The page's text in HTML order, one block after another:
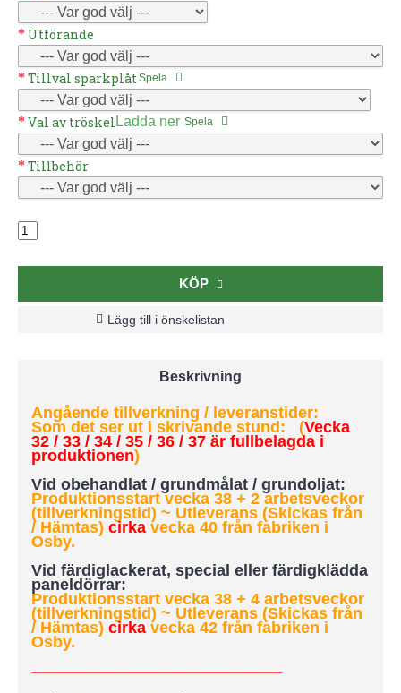
Utförande
Tillval sparkplåt Spela
Val av tröskel Ladda ner Spela
Tillbehör
KÖP
Lägg till i önskelistan
Beskrivning
Angående tillverkning / leveranstider:
Som det ser ut i skrivande stund: (Vecka
32 / 33 / 34 / 35 / 36 / 37 är fullbelagda i
produktionen)
Vid obehandlat / grundmålat / grundoljat:
Produktionsstart vecka 38 + 2 arbetsveckor
(tillverkningstid) ~ Utleverans (Skickas från
/ Hämtas) cirka vecka 40 från fabriken i
Osby.
Vid färdiglackerat, special eller färdigklädda
paneldörrar:
Produktionsstart vecka 38 + 4 arbetsveckor
(tillverkningstid) ~ Utleverans (Skickas från
/ Hämtas) cirka vecka 42 från fabriken i
Osby.